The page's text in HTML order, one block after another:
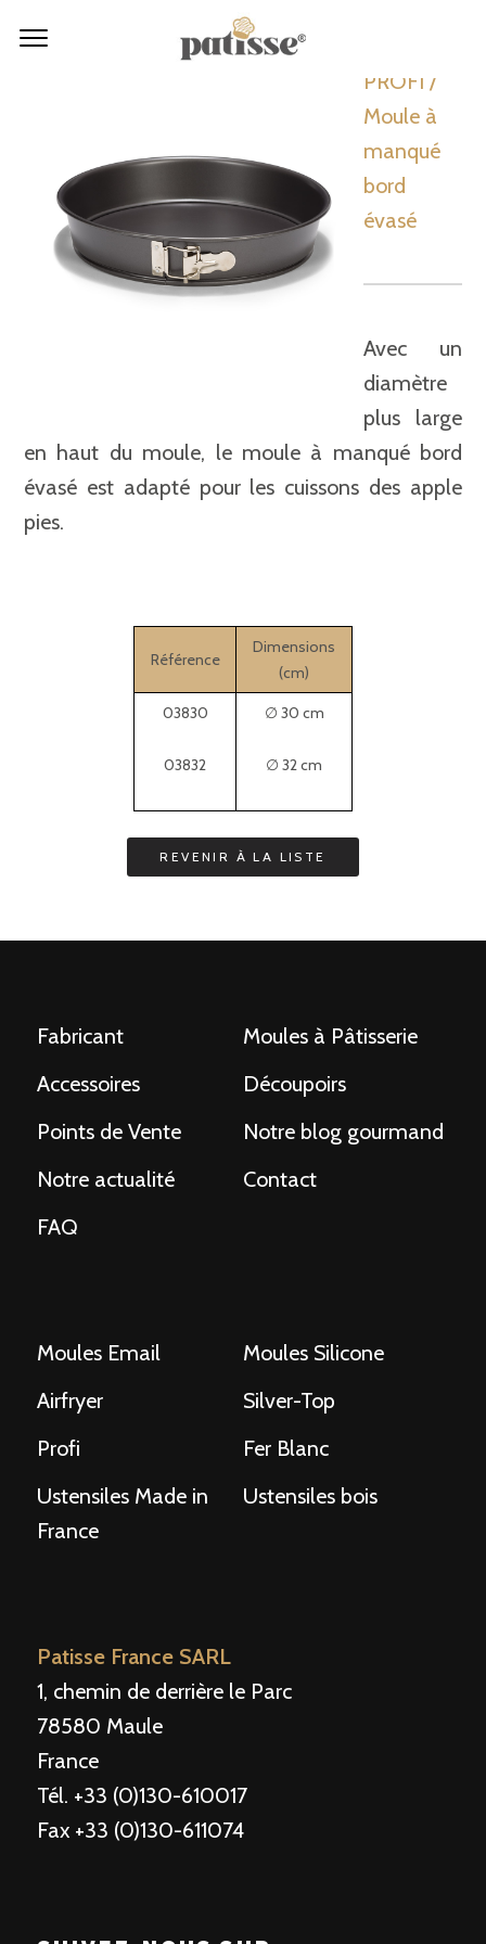
PROFI /
Moule à
manqué
bord
évasé
Avec un
diamètre
plus large
en haut du moule, le moule à manqué bord
évasé est adapté pour les cuissons des apple
pies.
Référence
Dimensions
(cm)
03830
03832
∅ 30 cm
∅ 32 cm
Fabricant
Moules à Pâtisserie
Accessoires
Découpoirs
Points de Vente
Notre blog gourmand
Notre actualité
Contact
FAQ
Moules Email
Moules Silicone
Airfryer
Silver-Top
Profi
Fer Blanc
Ustensiles Made in
France
Ustensiles bois
Patisse France SARL
1, chemin de derrière le Parc
78580 Maule
France
Tél. +33 (0)130-610017
Fax +33 (0)130-611074